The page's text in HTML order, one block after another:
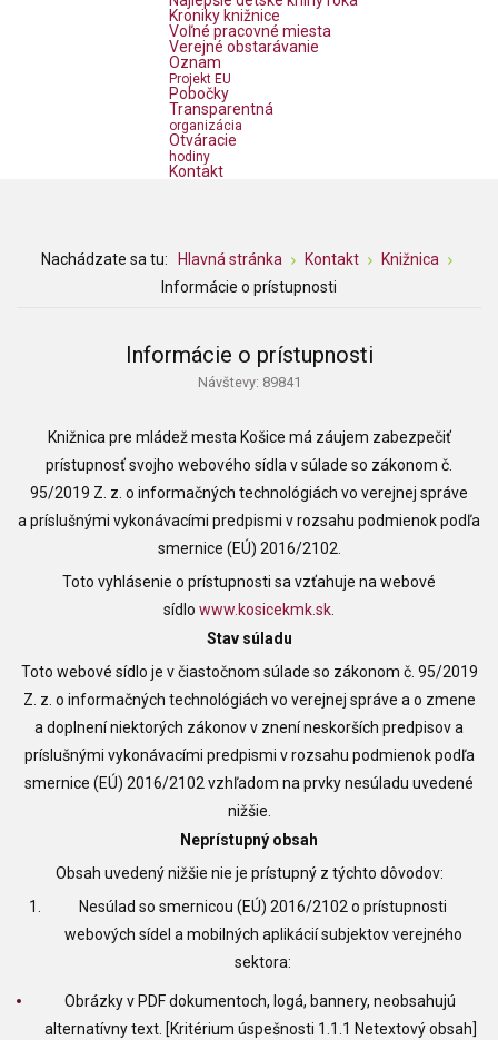
Kroniky knižnice
Voľné pracovné miesta
Verejné obstarávanie
Oznam
Projekt EU
Pobočky
Transparentná
organizácia
Otváracie
hodiny
Kontakt
Nachádzate sa tu: Hlavná stránka Kontakt
Knižnica
Informácie o prístupnosti
Informácie o prístupnosti
Návštevy: 89841
Knižnica pre mládež mesta Košice má záujem zabezpečiť
prístupnosť svojho webového sídla v súlade so zákonom č.
95/2019 Z. z. o informačných technológiách vo verejnej správe
a príslušnými vykonávacími predpismi v rozsahu podmienok podľa
smernice (EÚ) 2016/2102.
Toto vyhlásenie o prístupnosti sa vzťahuje na webové
sídlo www.kosicekmk.sk
Stav súladu
Toto webové sídlo je v čiastočnom súlade so zákonom č. 95/2019
Z. z. o informačných technológiách vo verejnej správe a o zmene
a doplnení niektorých zákonov v znení neskorších predpisov a
príslušnými vykonávacími predpismi v rozsahu podmienok podľa
smernice (EÚ) 2016/2102 vzhľadom na prvky nesúladu uvedené
nižšie.
Neprístupný obsah
Obsah uvedený nižšie nie je prístupný z týchto dôvodov:
Nesúlad so smernicou (EÚ) 2016/2102 o prístupnosti
webových sídel a mobilných aplikácií subjektov verejného
sektora:
Obrázky v PDF dokumentoch, logá, bannery, neobsahujú
alternatívny text. [Kritérium úspešnosti 1.1.1 Netextový obsah]